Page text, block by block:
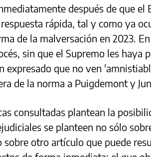
después de que el
rápida, tal y como ya
de la malversación en 2023.
sin que el Supremo les haya
expresado que no ven
de la norma a Puigdemont y
consultadas plantean la
se planteen no sólo
sobre otro artículo que puede